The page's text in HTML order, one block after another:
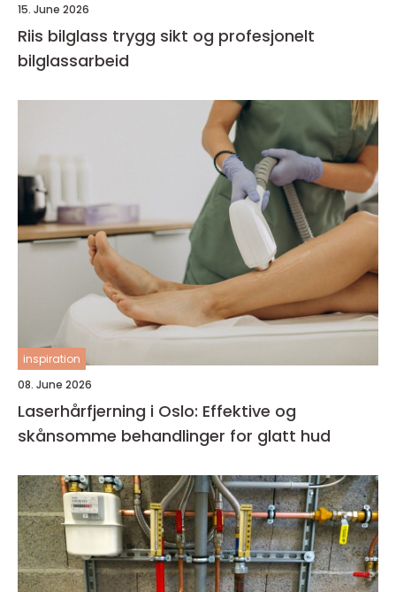
15. June 2026
Riis bilglass trygg sikt og profesjonelt
bilglassarbeid
inspiration
08. June 2026
Laserhårfjerning i Oslo: Effektive og
skånsomme behandlinger for glatt hud